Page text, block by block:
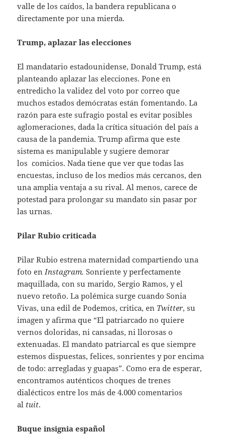
valle de los caídos, la bandera republicana o
directamente por una mierda.
Trump, aplazar las elecciones
El mandatario estadounidense, Donald Trump, está
planteando aplazar las elecciones. Pone en
entredicho la validez del voto por correo que
muchos estados demócratas están fomentando. La
razón para este sufragio postal es evitar posibles
aglomeraciones, dada la crítica situación del país a
causa de la pandemia. Trump afirma que este
sistema es manipulable y sugiere demorar
los comicios. Nada tiene que ver que todas las
encuestas, incluso de los medios más cercanos, den
una amplia ventaja a su rival. Al menos, carece de
potestad para prolongar su mandato sin pasar por
las urnas.
Pilar Rubio criticada
Pilar Rubio estrena maternidad compartiendo una
foto en Instagram.Sonriente y perfectamente
maquillada, con su marido, Sergio Ramos, y el
nuevo retoño. La polémica surge cuando Sonia
Vivas, una edil de Podemos, critica, en Twitter, su
imagen y afirma que “El patriarcado no quiere
vernos doloridas, ni cansadas, ni llorosas o
extenuadas. El mandato patriarcal es que siempre
estemos dispuestas, felices, sonrientes y por encima
de todo: arregladas y guapas”. Como era de esperar,
encontramos auténticos choques de trenes
dialécticos entre los más de 4.000 comentarios
al tuit.
Buque insignia español